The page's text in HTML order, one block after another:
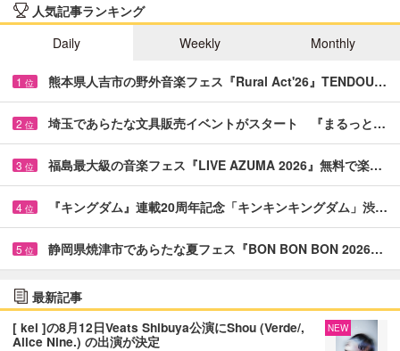
人気記事ランキング
Daily
Weekly Monthly
1 位 熊本県人吉市の野外音楽フェス『Rural Act'26』TENDOU…
2 位 埼玉であらたな文具販売イベントがスタート 『まるっと…
3 位 福島最大級の音楽フェス『LIVE AZUMA 2026』無料で楽…
4 位 『キングダム』連載20周年記念「キンキンキングダム」渋…
5 位 静岡県焼津市であらたな夏フェス『BON BON BON 2026…
最新記事
[ kei ]の8月12日Veats Shibuya公演にShou (Verde/,
Alice Nine.) の出演が決定
NEW